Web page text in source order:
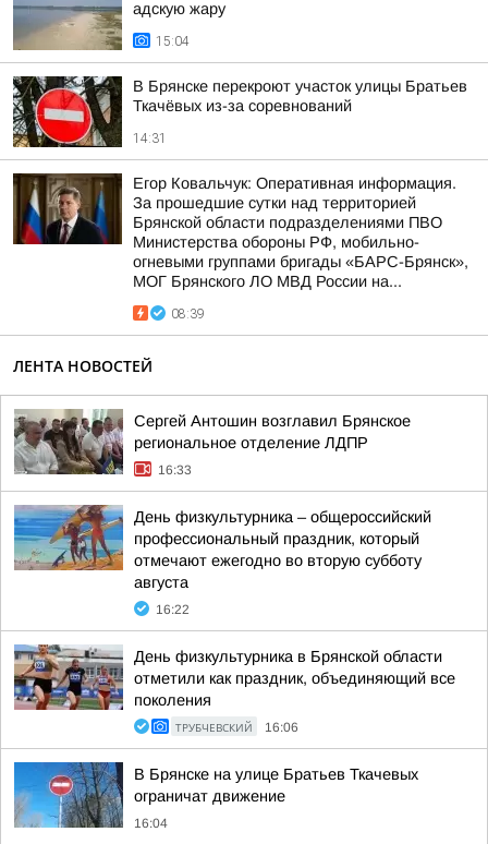
адскую жару
15:04
В Брянске перекроют участок улицы Братьев
Ткачёвых из-за соревнований
14:31
Егор Ковальчук: Оперативная информация.
За прошедшие сутки над территорией
Брянской области подразделениями ПВО
Министерства обороны РФ, мобильно-
огневыми группами бригады «БАРС-Брянск»,
МОГ Брянского ЛО МВД России на...
08:39
ЛЕНТА НОВОСТЕЙ
Сергей Антошин возглавил Брянское
региональное отделение ЛДПР
16:33
День физкультурника – общероссийский
профессиональный праздник, который
отмечают ежегодно во вторую субботу
августа
16:22
День физкультурника в Брянской области
отметили как праздник, объединяющий все
поколения
ТРУБЧЕВСКИЙ 16:06
В Брянске на улице Братьев Ткачевых
ограничат движение
16:04